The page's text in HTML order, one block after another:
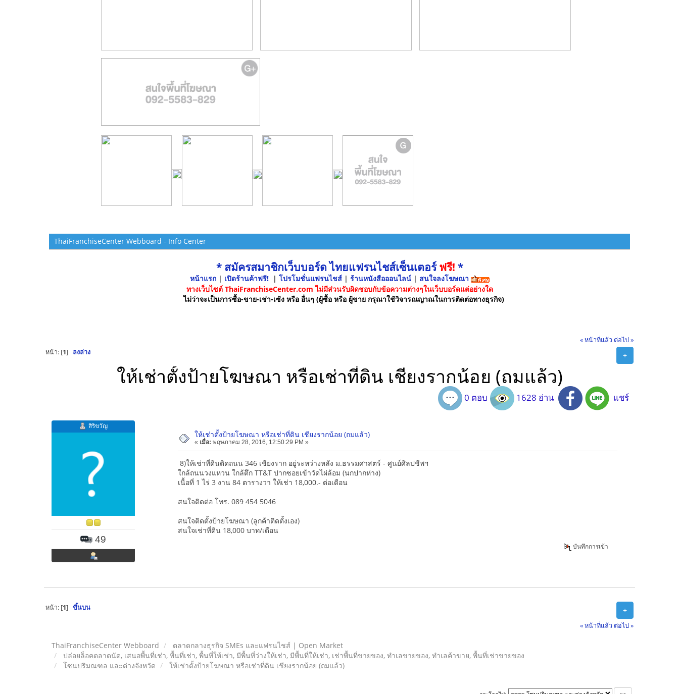
ThaiFranchiseCenter Webboard - Info Center
* สมัครสมาชิกเว็บบอร์ด ไทยแฟรนไชส์เซ็นเตอร์ฟรี! *
หน้าแรก| เปิดร้านค้าฟรี! | โปรโมชั่นแฟรนไชส์ | ร้านหนังสือออนไลน์ | สนใจลงโฆษณา
ทางเว็บไซต์ ThaiFranchiseCenter.com ไม่มีส่วนรับผิดชอบกับข้อความต่างๆในเว็บบอร์ดแต่อย่างใด
ไม่ว่าจะเป็นการซื้อ-ขาย-เช่า-เซ้ง หรือ อื่นๆ (ผู้ซื้อ หรือ ผู้ขาย กรุณาใช้วิจารณญาณในการติดต่อทางธุรกิจ)
« หน้าที่แล้ว ต่อไป »
+
หน้า: [1] ลงล่าง
ให้เช่าตั้งป้ายโฆษณา หรือเช่าที่ดิน เชียงรากน้อย (ถมแล้ว)
0 ตอบ 1628 อ่าน แชร์
สิริขวัญ
49
ให้เช่าตั้งป้ายโฆษณา หรือเช่าที่ดิน เชียงรากน้อย (ถมแล้ว)
« เมื่อ: พฤษภาคม 28, 2016, 12:50:29 PM »
8)ให้เช่าที่ดินติดถนน 346 เชียงราก อยู่ระหว่างหลัง ม.ธรรมศาสตร์ - ศูนย์ศิลปชีพฯ
ใกล้ถนนวงแหวน ใกล้ตึก TT&T ปากซอยเข้าวัดไผ่ล้อม (นกปากห่าง)
เนื้อที่ 1 ไร่ 3 งาน 84 ตารางวา ให้เช่า 18,000.- ต่อเดือน
สนใจติดต่อ โทร. 089 454 5046
สนใจติดตั้งป้ายโฆษณา (ลูกค้าติดตั้งเอง)
สนใจเช่าที่ดิน 18,000 บาท/เดือน
บันทึกการเข้า
+
หน้า: [1] ขึ้นบน
« หน้าที่แล้ว ต่อไป »
ThaiFranchiseCenter Webboard
ตลาดกลางธุรกิจ SMEs และแฟรนไชส์ | Open Market
ปล่อยล็อคตลาดนัด, เสนอพื้นที่เช่า, พื้นที่เช่า, พื้นที่ให้เช่า, มีพื้นที่ว่างให้เช่า, มีพื้นที่ให้เช่า, เช่าพื้นที่ขายของ, ทําเลขายของ, ทำเลค้าขาย, พื้นที่เช่าขายของ
โซนปริมณฑล และต่างจังหวัด
ให้เช่าตั้งป้ายโฆษณา หรือเช่าที่ดิน เชียงรากน้อย (ถมแล้ว)